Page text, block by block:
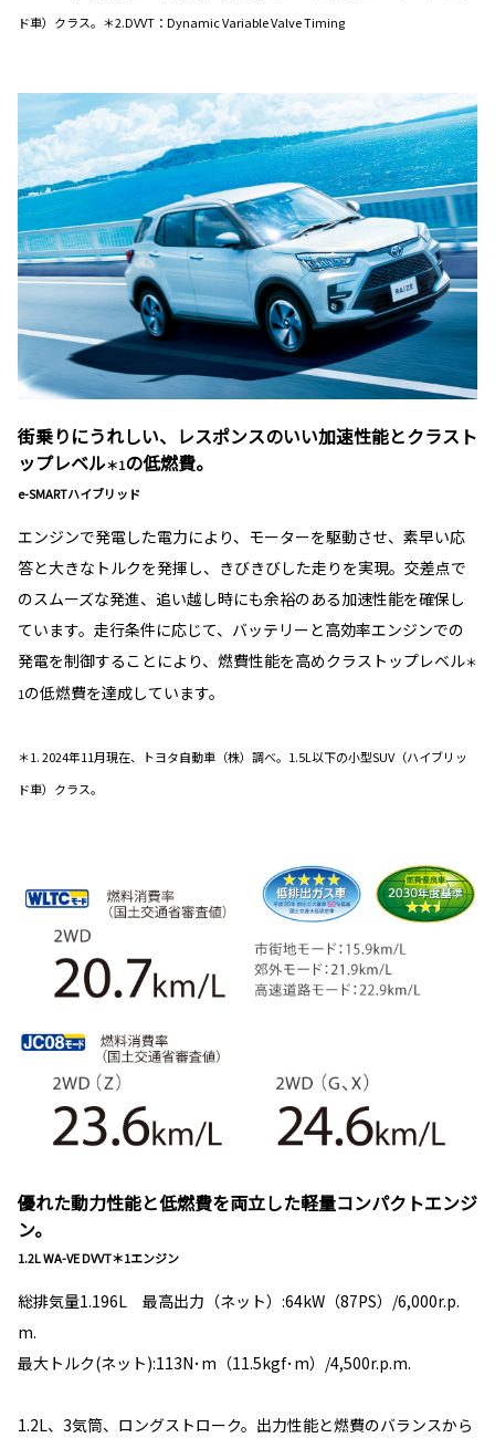
ド車）クラス。＊2.DVVT：Dynamic Variable Valve Timing
街乗りにうれしい、レスポンスのいい加速性能とクラスト
ップレベル＊1の低燃費。
e-SMARTハイブリッド
エンジンで発電した電力により、モーターを駆動させ、素早い応
答と大きなトルクを発揮し、きびきびした走りを実現。交差点で
のスムーズな発進、追い越し時にも余裕のある加速性能を確保し
ています。走行条件に応じて、バッテリーと高効率エンジンでの
発電を制御することにより、燃費性能を高めクラストップレベル＊
1の低燃費を達成しています。
＊1. 2024年11月現在、トヨタ自動車（株）調べ。1.5L以下の小型SUV（ハイブリッ
ド車）クラス。
優れた動力性能と低燃費を両立した軽量コンパクトエンジ
ン。
1.2L WA-VE DVVT＊1エンジン
総排気量1.196L 最高出力（ネット）:64kW（87PS）/6,000r.p.
m.
最大トルク(ネット):113N･m（11.5kgf･m）/4,500r.p.m.
1.2L、3気筒、ロングストローク。出力性能と燃費のバランスから